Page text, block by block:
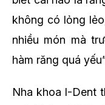
không có lỏng
nhiều món mà
hàm răng quá
Nha khoa I-Dent